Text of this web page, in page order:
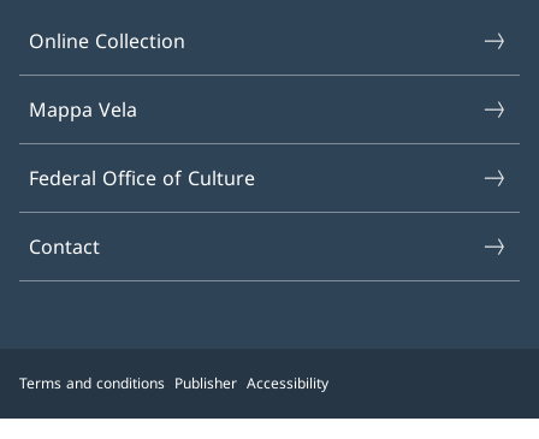
Online Collection
Mappa Vela
Federal Office of Culture
Contact
Terms and conditions Publisher Accessibility